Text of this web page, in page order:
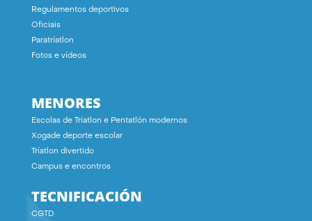
Regulamentos deportivos
Oficiais
Paratríatlon
Fotos e vídeos
MENORES
Escolas de Tríatlon e Pentatlón modernos
Xogade deporte escolar
Tríatlon divertido
Campus e encontros
TECNIFICACIÓN
CGTD